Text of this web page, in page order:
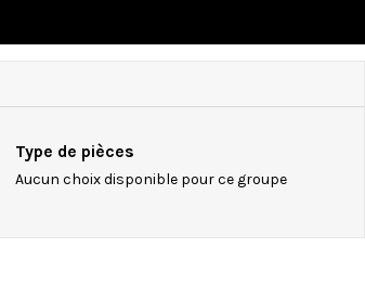
Type de pièces
Aucun choix disponible pour ce groupe